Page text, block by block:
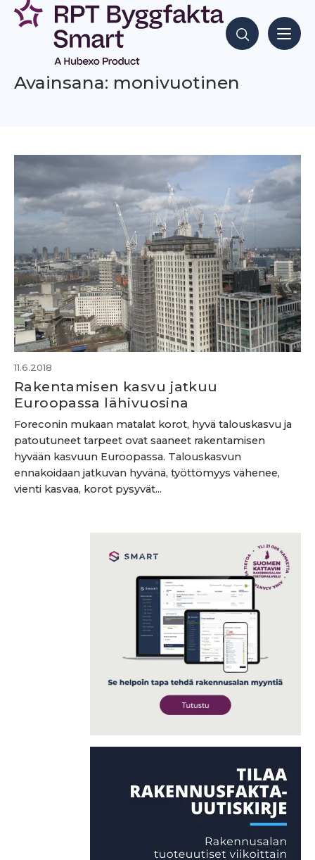
Siirry
sisältöön
Hae sisältöjä
Avainsana: monivuotinen
11.6.2018
Rakentamisen kasvu jatkuu
Euroopassa lähivuosina
Foreconin mukaan matalat korot, hyvä talouskasvu ja
patoutuneet tarpeet ovat saaneet rakentamisen
hyvään kasvuun Euroopassa. Talouskasvun
ennakoidaan jatkuvan hyvänä, työttömyys vähenee,
vienti kasvaa, korot pysyvät...